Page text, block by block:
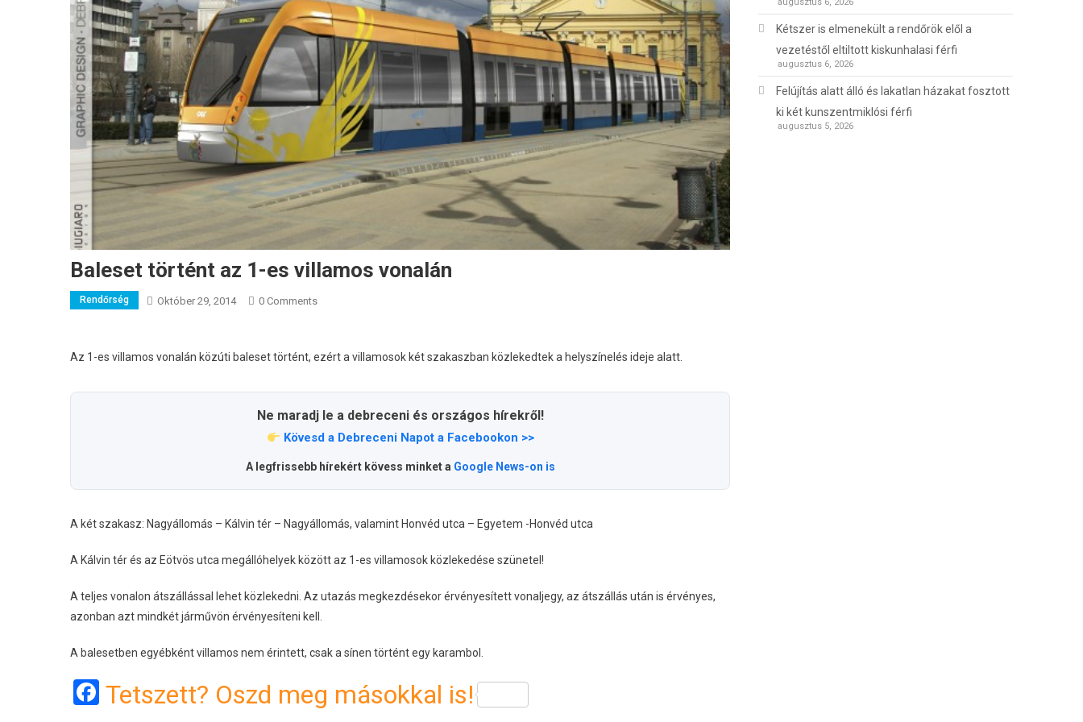
Baleset történt az 1-es villamos vonalán
Rendőrség Október 29, 2014 0 Comments
Az 1-es villamos vonalán közúti baleset történt, ezért a villamosok két szakaszban közlekedtek a helyszínelés ideje alatt.
Ne maradj le a debreceni és országos hírekről!
Kövesd a Debreceni Napot a Facebookon >>
A legfrissebb hírekért kövess minket a Google News-on is
A két szakasz: Nagyállomás – Kálvin tér – Nagyállomás, valamint Honvéd utca – Egyetem -Honvéd utca
A Kálvin tér és az Eötvös utca megállóhelyek között az 1-es villamosok közlekedése szünetel!
A teljes vonalon átszállással lehet közlekedni. Az utazás megkezdésekor érvényesített vonaljegy, az átszállás után is érvényes,
azonban azt mindkét járművön érvényesíteni kell.
A balesetben egyébként villamos nem érintett, csak a sínen történt egy karambol.
Facebook
Tetszett? Oszd meg másokkal is!
augusztus 6, 2026
Kétszer is elmenekült a rendőrök elől a
vezetéstől eltiltott kiskunhalasi férfi
augusztus 6, 2026
Felújítás alatt álló és lakatlan házakat fosztott
ki két kunszentmiklósi férfi
augusztus 5, 2026